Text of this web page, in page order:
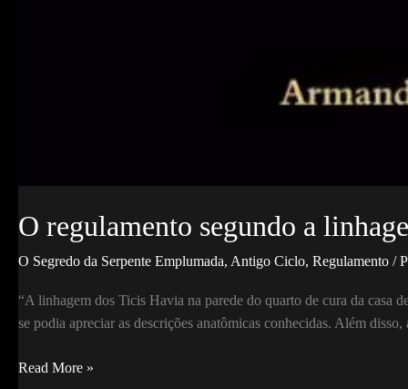
O regulamento segundo a
O Segredo da Serpente Emplumada, Antigo Ciclo, Regulamento /
“A linhagem dos Ticis Havia na parede do quarto de cura da casa
se podia apreciar as descrições anatômicas conhecidas. Além
O
Read More »